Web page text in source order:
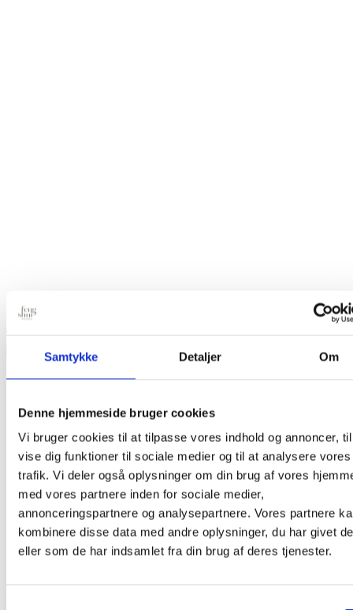
Samtykke Detaljer Om
Denne hjemmeside bruger cookies
Vi bruger cookies til at tilpasse vores indhold og annoncer,
vise dig funktioner til sociale medier og til at analysere vores
trafik. Vi deler også oplysninger om din brug af vores
med vores partnere inden for sociale medier,
annonceringspartnere og analysepartnere. Vores partnere
kombinere disse data med andre oplysninger, du har givet
eller som de har indsamlet fra din brug af deres tjenester.